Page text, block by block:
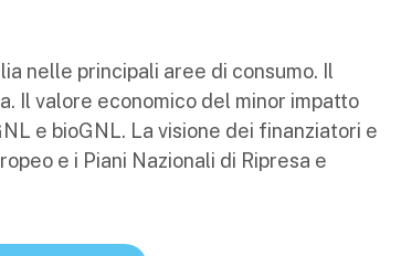
nelle principali aree di consumo. Il
Il valore economico del minor impatto
e bioGNL. La visione dei finanziatori e
e i Piani Nazionali di Ripresa e